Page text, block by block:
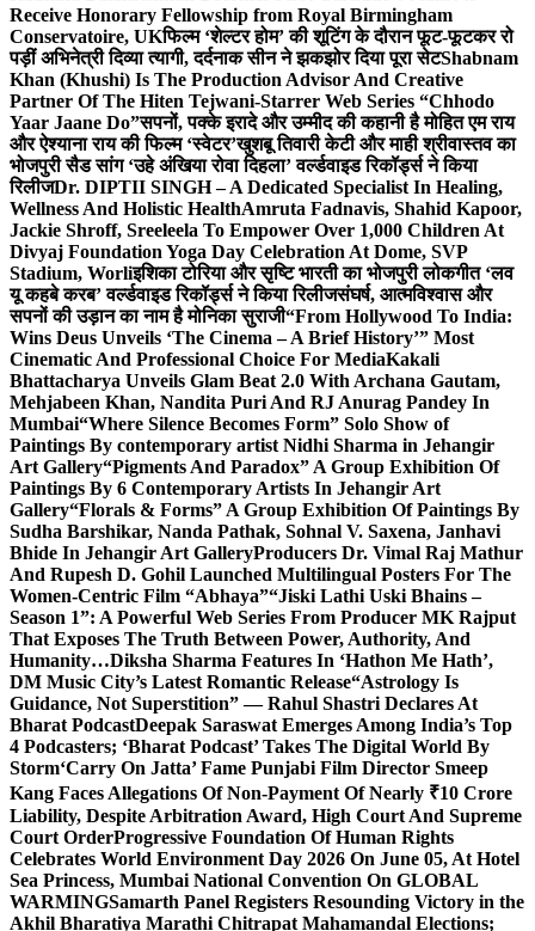
Receive Honorary Fellowship from Royal Birmingham
Conservatoire, UKफिल्म ‘शेल्टर होम’ की शूटिंग के दौरान फूट-फूटकर रो
पड़ीं अभिनेत्री दिव्या त्यागी, दर्दनाक सीन ने झकझोर दिया पूरा सेटShabnam
Khan (Khushi) Is The Production Advisor And Creative
Partner Of The Hiten Tejwani-Starrer Web Series “Chhodo
Yaar Jaane Do”सपनों, पक्के इरादे और उम्मीद की कहानी है मोहित एम राय
और ऐश्याना राय की फिल्म ‘स्वेटर’खुशबू तिवारी केटी और माही श्रीवास्तव का
भोजपुरी सैड सांग ‘उहे अंखिया रोवा दिहला’ वर्ल्डवाइड रिकॉर्ड्स ने किया
रिलीजDr. DIPTII SINGH – A Dedicated Specialist In Healing,
Wellness And Holistic HealthAmruta Fadnavis, Shahid Kapoor,
Jackie Shroff, Sreeleela To Empower Over 1,000 Children At
Divyaj Foundation Yoga Day Celebration At Dome, SVP
Stadium, Worliइशिका टोरिया और सृष्टि भारती का भोजपुरी लोकगीत ‘लव
यू कहबे करब’ वर्ल्डवाइड रिकॉर्ड्स ने किया रिलीजसंघर्ष, आत्मविश्वास और
सपनों की उड़ान का नाम है मोनिका सुराजी“From Hollywood To India:
Wins Deus Unveils ‘The Cinema – A Brief History’” Most
Cinematic And Professional Choice For MediaKakali
Bhattacharya Unveils Glam Beat 2.0 With Archana Gautam,
Mehjabeen Khan, Nandita Puri And RJ Anurag Pandey In
Mumbai“Where Silence Becomes Form” Solo Show of
Paintings By contemporary artist Nidhi Sharma in Jehangir
Art Gallery“Pigments And Paradox” A Group Exhibition Of
Paintings By 6 Contemporary Artists In Jehangir Art
Gallery“Florals & Forms” A Group Exhibition Of Paintings By
Sudha Barshikar, Nanda Pathak, Sohnal V. Saxena, Janhavi
Bhide In Jehangir Art GalleryProducers Dr. Vimal Raj Mathur
And Rupesh D. Gohil Launched Multilingual Posters For The
Women-Centric Film “Abhaya”“Jiski Lathi Uski Bhains –
Season 1”: A Powerful Web Series From Producer MK Rajput
That Exposes The Truth Between Power, Authority, And
Humanity…Diksha Sharma Features In ‘Hathon Me Hath’,
DM Music City’s Latest Romantic Release“Astrology Is
Guidance, Not Superstition” — Rahul Shastri Declares At
Bharat PodcastDeepak Saraswat Emerges Among India’s Top
4 Podcasters; ‘Bharat Podcast’ Takes The Digital World By
Storm‘Carry On Jatta’ Fame Punjabi Film Director Smeep
Kang Faces Allegations Of Non-Payment Of Nearly ₹10 Crore
Liability, Despite Arbitration Award, High Court And Supreme
Court OrderProgressive Foundation Of Human Rights
Celebrates World Environment Day 2026 On June 05, At Hotel
Sea Princess, Mumbai National Convention On GLOBAL
WARMINGSamarth Panel Registers Resounding Victory in the
Akhil Bharatiya Marathi Chitrapat Mahamandal Elections;